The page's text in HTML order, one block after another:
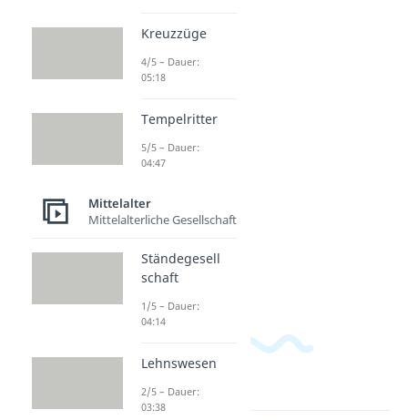
Kreuzzüge
4/5 – Dauer:
05:18
Tempelritter
5/5 – Dauer:
04:47
Mittelalter
Mittelalterliche Gesellschaft
Ständegesell
schaft
1/5 – Dauer:
04:14
Lehnswesen
2/5 – Dauer:
03:38